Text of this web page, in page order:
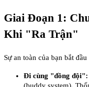
Giai Đoạn 1:
Khi "Ra Trận"
Sự an toàn của bạn bắt
Đi cùng "đồng đội":
(buddy system).